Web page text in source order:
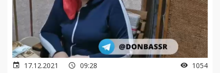
17.12.2021 09:28 1054